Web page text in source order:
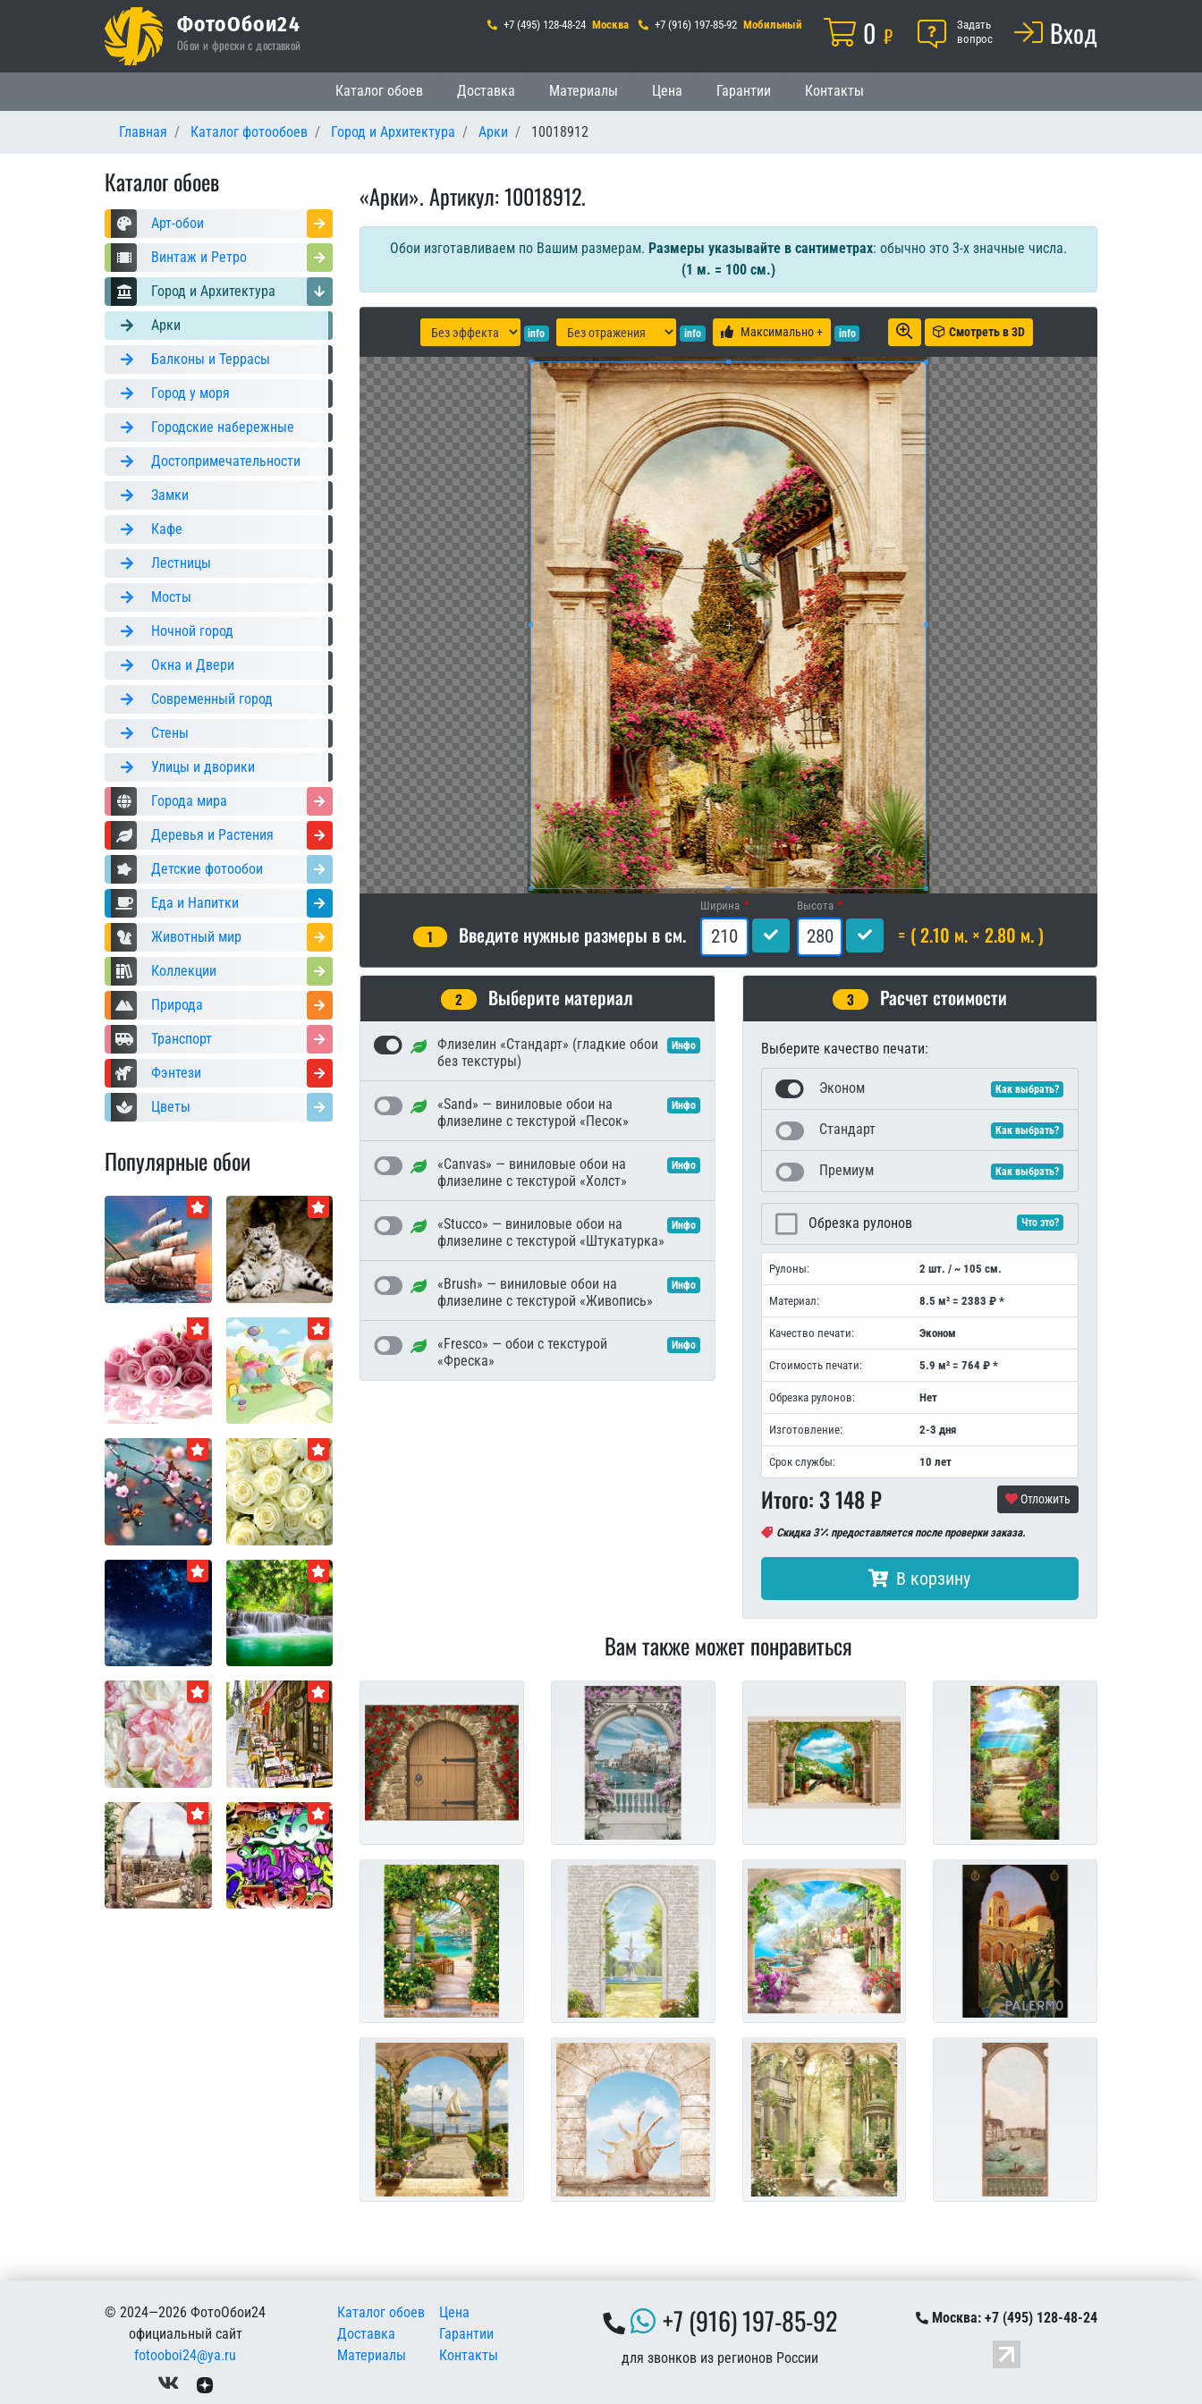
ФотоОбои24
Обои и фрески с доставкой
+7 (495) 128-48-24 Москва +7 (916) 197-85-92 Мобильный Корзина
0 ₽ ПомощьЗадать
вопрос
Вход
Основная навигация
Каталог обоев Доставка Материалы Цена Гарантии Контакты
Главная Каталог фотообоев Город и Архитектура Арки 10018912
Каталог обоев
Арт-обои
Винтаж и Ретро
Город и Архитектура
Арки
Балконы и Террасы
Город у моря
Городские набережные
Достопримечательности
Замки
Кафе
Лестницы
Мосты
Ночной город
Окна и Двери
Современный город
Стены
Улицы и дворики
Города мира
Деревья и Растения
Детские фотообои
Еда и Напитки
Животный мир
Коллекции
Природа
Транспорт
Фэнтези
Цветы
Популярные обои
«Арки». Артикул: 10018912.
Обои изготавливаем по Вашим размерам. Размеры указывайте в сантиметрах: обычно это 3-х значные числа.
(1 м. = 100 см.)
info info Максимально + info Смотреть в 3D
1 Введите нужные размеры в см.
Ширина Высота
= ( 2.10 м. × 2.80 м. )
2 Выберите материал
Флизелин «Стандарт» (гладкие обои
без текстуры)
Инфо
«Sand» — виниловые обои на
флизелине с текстурой «Песок»
Инфо
«Canvas» — виниловые обои на
флизелине с текстурой «Холст»
Инфо
«Stucco» — виниловые обои на
флизелине с текстурой «Штукатурка»
Инфо
«Brush» — виниловые обои на
флизелине с текстурой «Живопись»
Инфо
«Fresco» — обои с текстурой
«Фреска»
Инфо
3 Расчет стоимости
Выберите качество печати:
Эконом Как выбрать?
Стандарт Как выбрать?
Премиум Как выбрать?
Обрезка рулонов Что это?
Рулоны: 2 шт. / ~ 105 см.
Материал: 8.5 м² = 2383 ₽ *
Качество печати: Эконом
Стоимость печати: 5.9 м² = 764 ₽ *
Обрезка рулонов: Нет
Изготовление: 2-3 дня
Срок службы: 10 лет
Итого: 3 148₽ Отложить
Скидка 3 предоставляется после проверки заказа.
В корзину
Вам также может понравиться
© 2024—2026 ФотоОбои24
официальный сайт
fotooboi24@ya.ru
Меню в подвале
Каталог обоев
Доставка
Материалы
Цена
Гарантии
Контакты
+7 (916) 197-85-92
для звонков из регионов России
Москва: +7 (495) 128-48-24